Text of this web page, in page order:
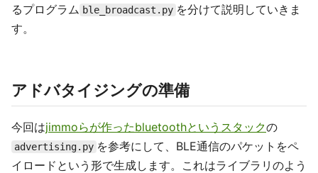
るプログラム ble_broadcast.py を分けて説明していきま
す。
アドバタイジングの準備
今回はjimmoらが作ったbluetoothというスタックの
advertising.py を参考にして、BLE通信のパケットをペ
イロードという形で生成します。これはライブラリのよう